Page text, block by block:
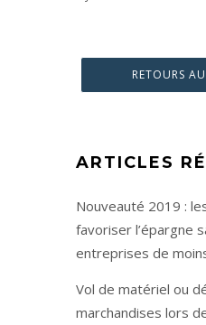
RETOURS
ARTICLES
Nouveauté 2019 :
favoriser l’épargne
entreprises de
Vol de matériel ou
marchandises lors